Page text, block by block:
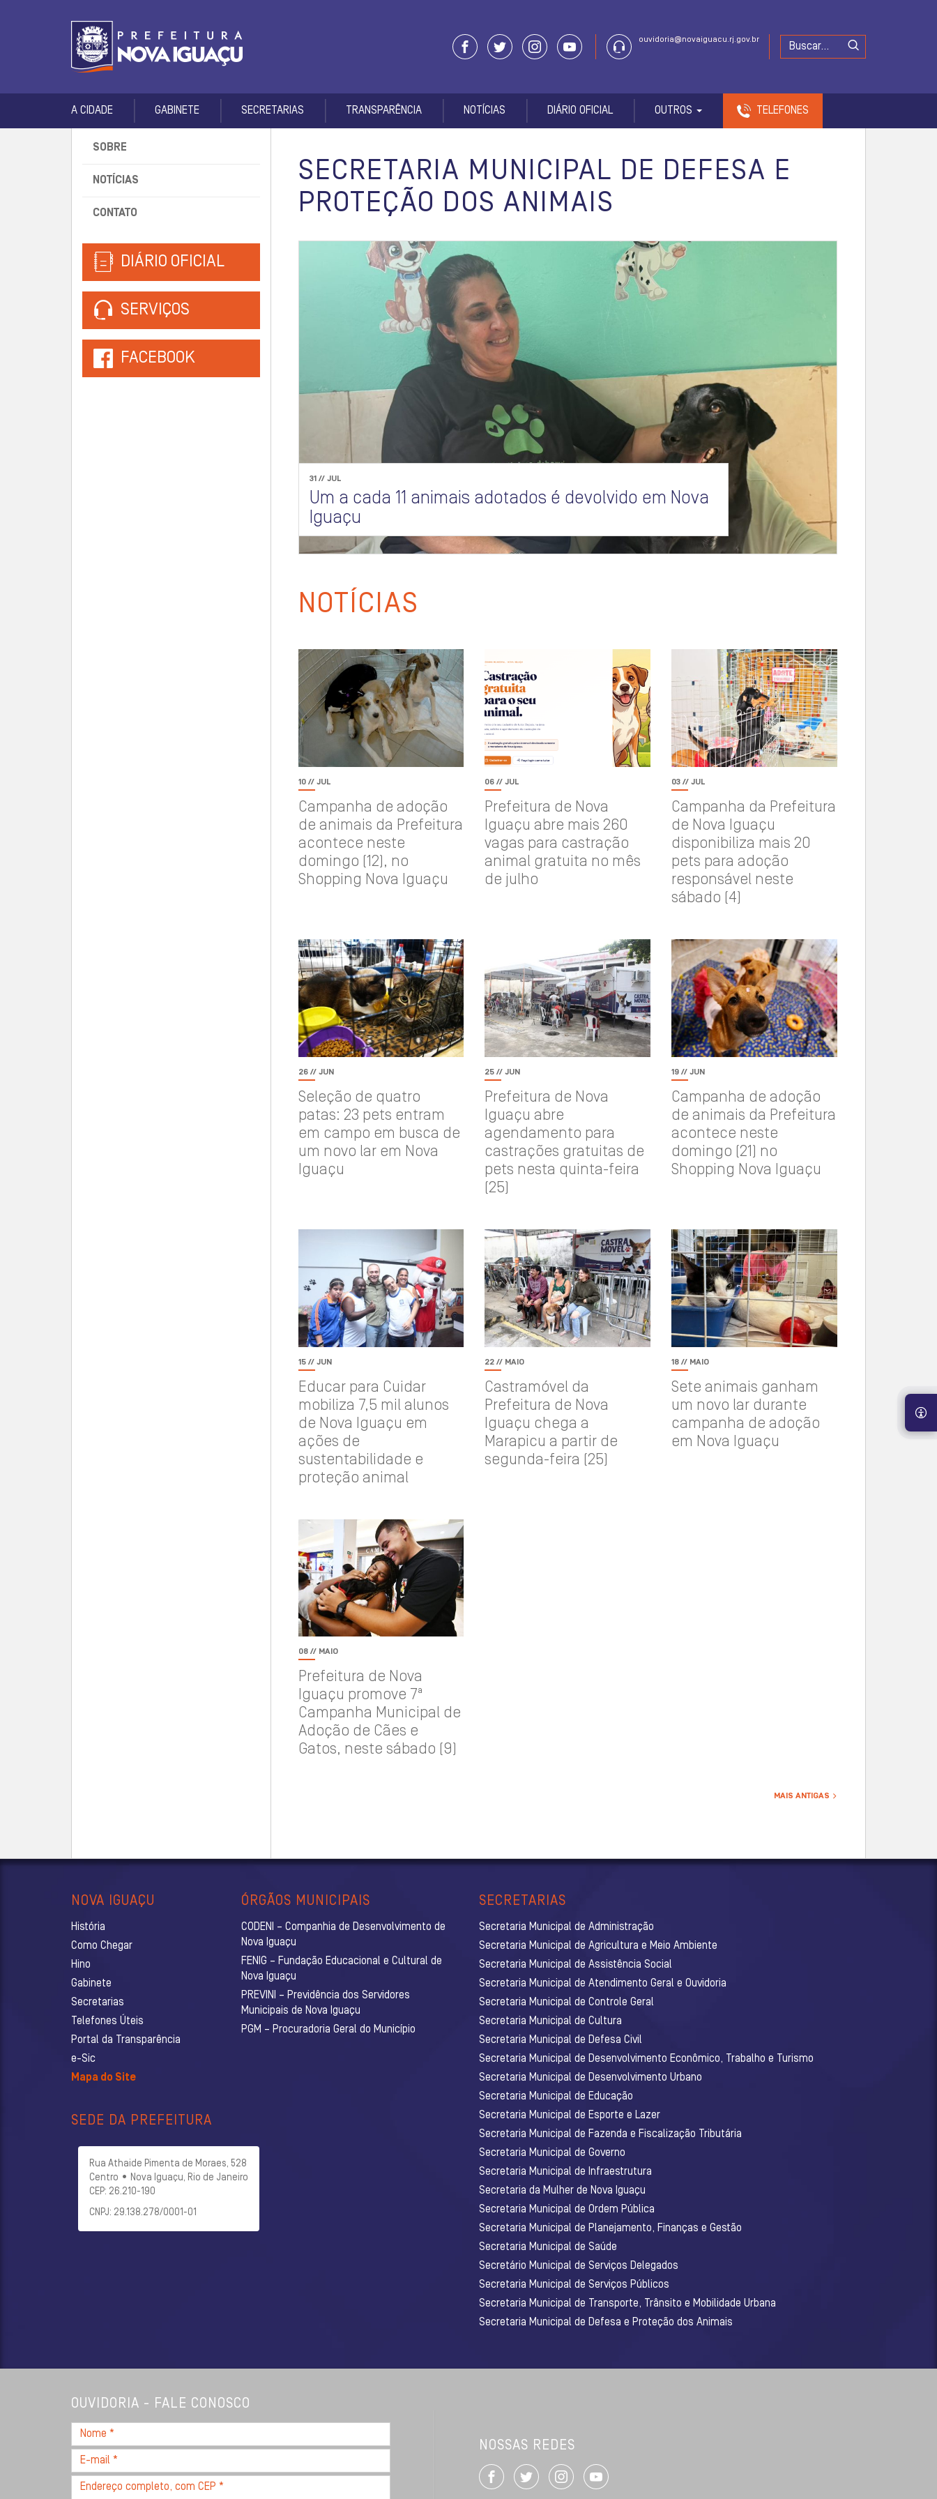
ouvidoria@novaiguacu.rj.gov.br
A CIDADE GABINETE SECRETARIAS TRANSPARÊNCIA NOTÍCIAS DIÁRIO OFICIAL OUTROS TELEFONES
SOBRE
NOTÍCIAS
CONTATO
DIÁRIO OFICIAL
SERVIÇOS
FACEBOOK
SECRETARIA MUNICIPAL DE DEFESA E
PROTEÇÃO DOS ANIMAIS
31 // JUL
Um a cada 11 animais adotados é devolvido em Nova
Iguaçu
NOTÍCIAS
10 // JUL
Campanha de adoção
de animais da Prefeitura
acontece neste
domingo (12), no
Shopping Nova Iguaçu
06 // JUL
Prefeitura de Nova
Iguaçu abre mais 260
vagas para castração
animal gratuita no mês
de julho
03 // JUL
Campanha da Prefeitura
de Nova Iguaçu
disponibiliza mais 20
pets para adoção
responsável neste
sábado (4)
26 // JUN
Seleção de quatro
patas: 23 pets entram
em campo em busca de
um novo lar em Nova
Iguaçu
25 // JUN
Prefeitura de Nova
Iguaçu abre
agendamento para
castrações gratuitas de
pets nesta quinta-feira
(25)
19 // JUN
Campanha de adoção
de animais da Prefeitura
acontece neste
domingo (21) no
Shopping Nova Iguaçu
15 // JUN
Educar para Cuidar
mobiliza 7,5 mil alunos
de Nova Iguaçu em
ações de
sustentabilidade e
proteção animal
22 // MAIO
Castramóvel da
Prefeitura de Nova
Iguaçu chega a
Marapicu a partir de
segunda-feira (25)
18 // MAIO
Sete animais ganham
um novo lar durante
campanha de adoção
em Nova Iguaçu
08 // MAIO
Prefeitura de Nova
Iguaçu promove 7ª
Campanha Municipal de
Adoção de Cães e
Gatos, neste sábado (9)
MAIS ANTIGAS
NOVA IGUAÇU
História
Como Chegar
Hino
Gabinete
Secretarias
Telefones Úteis
Portal da Transparência
e-Sic
Mapa do Site
ÓRGÃOS MUNICIPAIS
CODENI – Companhia de Desenvolvimento de
Nova Iguaçu
FENIG – Fundação Educacional e Cultural de
Nova Iguaçu
PREVINI – Previdência dos Servidores
Municipais de Nova Iguaçu
PGM – Procuradoria Geral do Município
SEDE DA PREFEITURA
Rua Athaide Pimenta de Moraes, 528
Centro • Nova Iguaçu, Rio de Janeiro
CEP: 26.210-190
CNPJ: 29.138.278/0001-01
SECRETARIAS
Secretaria Municipal de Administração
Secretaria Municipal de Agricultura e Meio Ambiente
Secretaria Municipal de Assistência Social
Secretaria Municipal de Atendimento Geral e Ouvidoria
Secretaria Municipal de Controle Geral
Secretaria Municipal de Cultura
Secretaria Municipal de Defesa Civil
Secretaria Municipal de Desenvolvimento Econômico, Trabalho e Turismo
Secretaria Municipal de Desenvolvimento Urbano
Secretaria Municipal de Educação
Secretaria Municipal de Esporte e Lazer
Secretaria Municipal de Fazenda e Fiscalização Tributária
Secretaria Municipal de Governo
Secretaria Municipal de Infraestrutura
Secretaria da Mulher de Nova Iguaçu
Secretaria Municipal de Ordem Pública
Secretaria Municipal de Planejamento, Finanças e Gestão
Secretaria Municipal de Saúde
Secretário Municipal de Serviços Delegados
Secretaria Municipal de Serviços Públicos
Secretaria Municipal de Transporte, Trânsito e Mobilidade Urbana
Secretaria Municipal de Defesa e Proteção dos Animais
OUVIDORIA - FALE CONOSCO
Nome
*
E-
mail
Endereço
NOSSAS REDES